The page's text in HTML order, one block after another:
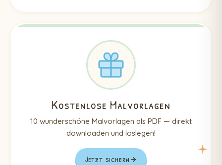
Kostenlose Malvorlagen
10 wunderschöne Malvorlagen als PDF — direkt
downloaden und loslegen!
Jetzt sichern